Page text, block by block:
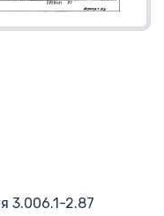
3.006.1-2.87